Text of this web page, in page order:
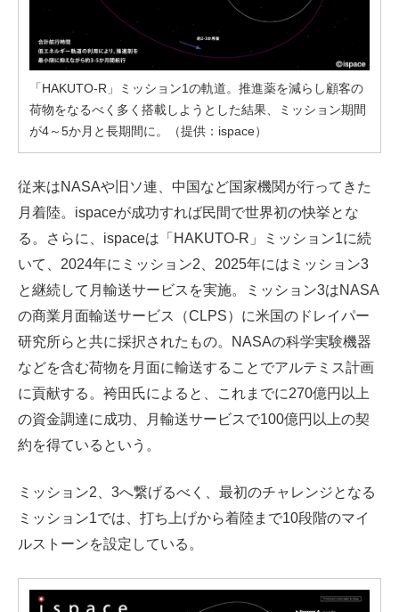
「HAKUTO-R」ミッション1の軌道。推進薬を減らし顧客の
荷物をなるべく多く搭載しようとした結果、ミッション期間
が4～5か月と長期間に。（提供：ispace）
従来はNASAや旧ソ連、中国など国家機関が行ってきた
月着陸。ispaceが成功すれば民間で世界初の快挙とな
る。さらに、ispaceは「HAKUTO-R」ミッション1に続
いて、2024年にミッション2、2025年にはミッション3
と継続して月輸送サービスを実施。ミッション3はNASA
の商業月面輸送サービス（CLPS）に米国のドレイパー
研究所らと共に採択されたもの。NASAの科学実験機器
などを含む荷物を月面に輸送することでアルテミス計画
に貢献する。袴田氏によると、これまでに270億円以上
の資金調達に成功、月輸送サービスで100億円以上の契
約を得ているという。
ミッション2、3へ繋げるべく、最初のチャレンジとなる
ミッション1では、打ち上げから着陸まで10段階のマイ
ルストーンを設定している。